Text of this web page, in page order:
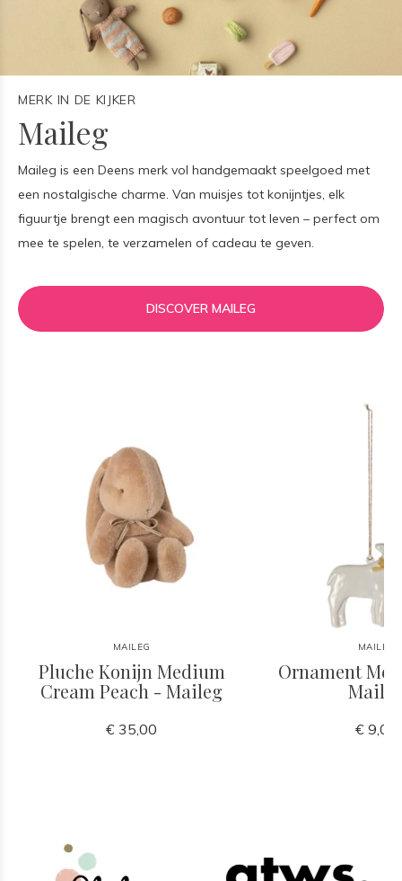
MERK IN DE KIJKER
Maileg
Maileg is een Deens merk vol handgemaakt speelgoed met
een nostalgische charme. Van muisjes tot konijntjes, elk
figuurtje brengt een magisch avontuur tot leven – perfect om
mee te spelen, te verzamelen of cadeau te geven.
DISCOVER MAILEG
MAILEG
Pluche Konijn Medium
Cream Peach - Maileg
€ 35,00
MAILEG
Ornament
€ 9,00